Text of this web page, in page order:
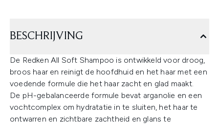
BESCHRIJVING
De Redken All Soft Shampoo is ontwikkeld voor droog,
broos haar en reinigt de hoofdhuid en het haar met een
voedende formule die het haar zacht en glad maakt.
De pH-gebalanceerde formule bevat arganolie en een
vochtcomplex om hydratatie in te sluiten, het haar te
ontwarren en zichtbare zachtheid en glans te